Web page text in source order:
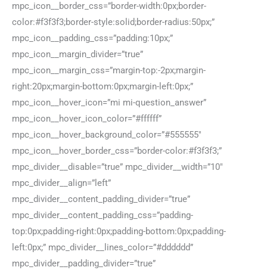
mpc_icon__border_css=”border-width:0px;border-
color:#f3f3f3;border-style:solid;border-radius:50px;”
mpc_icon__padding_css=”padding:10px;”
mpc_icon__margin_divider=”true”
mpc_icon__margin_css=”margin-top:-2px;margin-
right:20px;margin-bottom:0px;margin-left:0px;”
mpc_icon__hover_icon=”mi mi-question_answer”
mpc_icon__hover_icon_color=”#ffffff”
mpc_icon__hover_background_color=”#555555″
mpc_icon__hover_border_css=”border-color:#f3f3f3;”
mpc_divider__disable=”true” mpc_divider__width=”10″
mpc_divider__align=”left”
mpc_divider__content_padding_divider=”true”
mpc_divider__content_padding_css=”padding-
top:0px;padding-right:0px;padding-bottom:0px;padding-
left:0px;” mpc_divider__lines_color=”#dddddd”
mpc_divider__padding_divider=”true”